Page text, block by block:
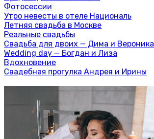
Фотосессии
Утро невесты в отеле Националь
Летняя свадьба в Москве
Реальные свадьбы
Свадьба для двоих — Дима и Вероника
Wedding day — Богдан и Лиза
Вдохновение
Свадебная прогулка Андрея и Ирины